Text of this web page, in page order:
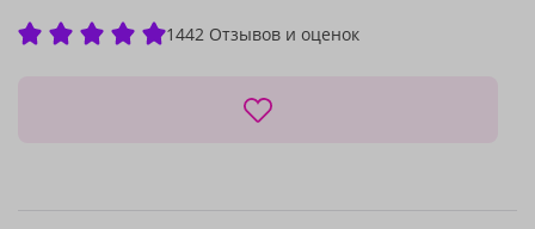
1442 Отзывов и оценок